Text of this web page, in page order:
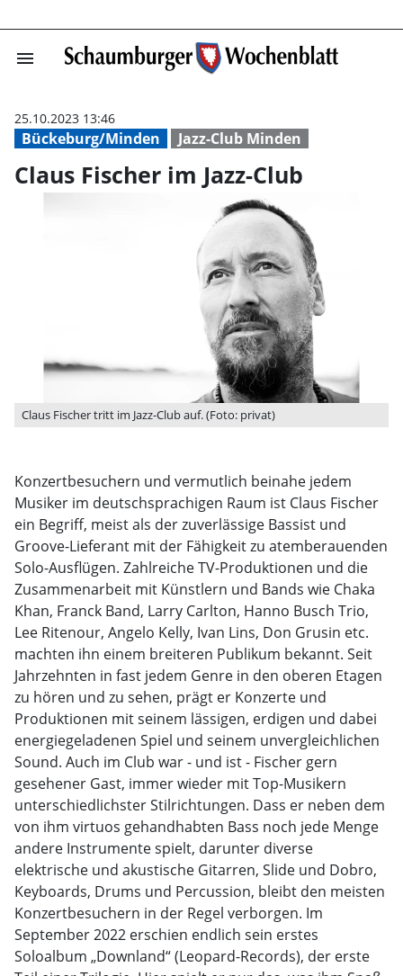
menu Claus Fischer
Bückeburg/Minden Jazz-Club Minden
25.10.2023 13:46
Claus Fischer im Jazz-Club
Claus Fischer tritt im Jazz-Club auf. (Foto: privat)
Konzertbesuchern und vermutlich beinahe jedem
Musiker im deutschsprachigen Raum ist Claus Fischer
ein Begriff, meist als der zuverlässige Bassist und
Groove-Lieferant mit der Fähigkeit zu atemberauenden
Solo-Ausflügen. Zahlreiche TV-Produktionen und die
Zusammenarbeit mit Künstlern und Bands wie Chaka
Khan, Franck Band, Larry Carlton, Hanno Busch Trio,
Lee Ritenour, Angelo Kelly, Ivan Lins, Don Grusin etc.
machten ihn einem breiteren Publikum bekannt. Seit
Jahrzehnten in fast jedem Genre in den oberen Etagen
zu hören und zu sehen, prägt er Konzerte und
Produktionen mit seinem lässigen, erdigen und dabei
energiegeladenen Spiel und seinem unvergleichlichen
Sound. Auch im Club war - und ist - Fischer gern
gesehener Gast, immer wieder mit Top-Musikern
unterschiedlichster Stilrichtungen. Dass er neben dem
von ihm virtuos gehandhabten Bass noch jede Menge
andere Instrumente spielt, darunter diverse
elektrische und akustische Gitarren, Slide und Dobro,
Keyboards, Drums und Percussion, bleibt den meisten
Konzertbesuchern in der Regel verborgen. Im
September 2022 erschien endlich sein erstes
Soloalbum „Downland“ (Leopard-Records), der erste